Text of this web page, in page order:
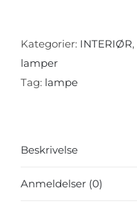
,
bronze
og
Kategorier: INTERIØR,
lamper
Tag: lampe
Beskrivelse
Anmeldelser (0)